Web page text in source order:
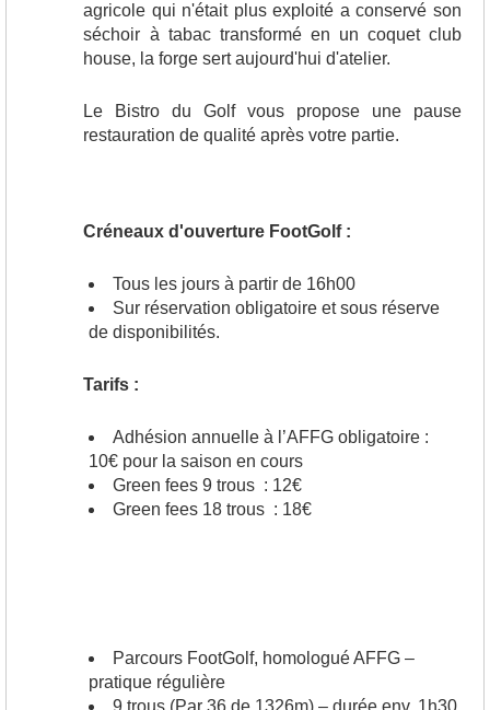
agricole qui n'était plus exploité a conservé son
séchoir à tabac transformé en un coquet club
house, la forge sert aujourd'hui d'atelier.
Le Bistro du Golf vous propose une pause
restauration de qualité après votre partie.
Créneaux d'ouverture FootGolf :
Tous les jours à partir de 16h00
Sur réservation obligatoire et sous réserve
de disponibilités.
Tarifs :
Adhésion annuelle à l’AFFG obligatoire :
10€ pour la saison en cours
Green fees 9 trous : 12€
Green fees 18 trous : 18€
Parcours FootGolf, homologué AFFG –
pratique régulière
9 trous (Par 36 de 1326m) – durée env. 1h30